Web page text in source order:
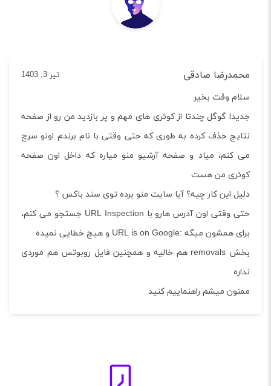
محمدرضا صادقی تیر 3, 1403
سلام وقت بخیر
جدیدا گوگل چندتا از کوئری های مهم و پر بازدید من رو از صفحه
نتایج حذف کرده به طوری که حتی وقتی با نام برندم اونو سرچ
می کنم، میاد و صفحه آرشیو منو میاره که داخل اون صفحه
کوئری من هست
دلیل این کار چیه؟ آیا سایت منو برده توی سند باکس ؟
حتی وقتی اون آدرس هارو با URL Inspection جستجو می کنم،
برای همشون میگه :URL is on Google و هیچ خطایی نمیده
بخش removals هم خالیه و همچنین فایل روبوتس هم موردی
نداره
ممنون میشم راهنماییم کنید